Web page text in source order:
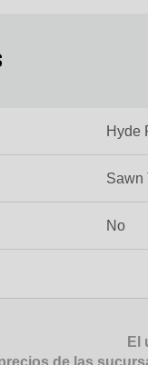
Hyde
Sawn
No
El
de las